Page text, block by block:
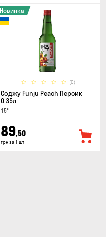
(0)
Новинка
Соджу Funju Peach Персик
0.35л
15°
89,50
грн за 1 шт